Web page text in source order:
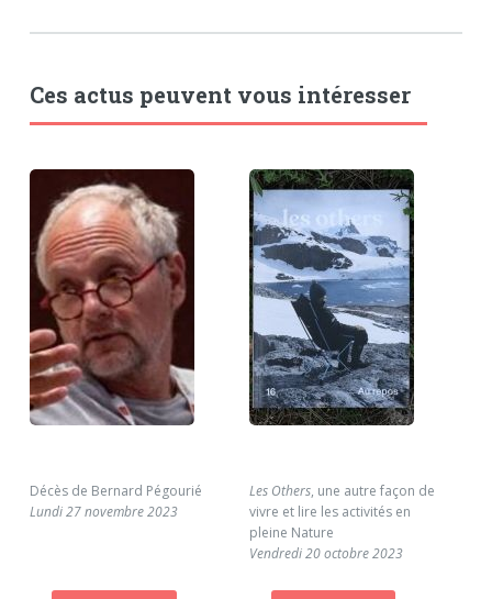
Ces actus peuvent vous intéresser
Décès de Bernard Pégourié
Lundi 27 novembre 2023
Les Others, une autre façon de
vivre et lire les activités en
pleine Nature
Vendredi 20 octobre 2023